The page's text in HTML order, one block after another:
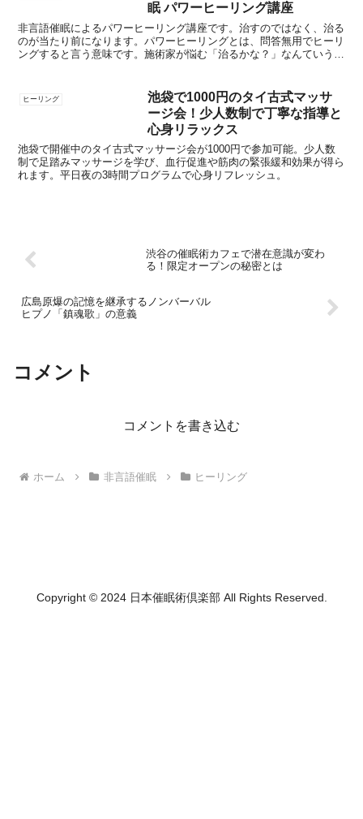
眠 パワーヒーリング講座
非言語催眠によるパワーヒーリング講座です。治すのではなく、治る
のが当たり前になります。パワーヒーリングとは、問答無用でヒーリ
ングすると言う意味です。施術家が悩む「治るかな？」なんていう思
ヒーリング
池袋で1000円のタイ古式マッサ
ージ会！少人数制で丁寧な指導と
心身リラックス
池袋で開催中のタイ古式マッサージ会が1000円で参加可能。少人数
制で足踏みマッサージを学び、血行促進や筋肉の緊張緩和効果が得ら
れます。平日夜の3時間プログラムで心身リフレッシュ。
渋谷の催眠術カフェで潜在意識が変わ
る！限定オープンの秘密とは
広島原爆の記憶を継承するノンバーバル
ヒプノ「鎮魂歌」の意義
コメント
コメントを書き込む
ホーム 非言語催眠 ヒーリング
Copyright © 2024 日本催眠術倶楽部 All Rights Reserved.